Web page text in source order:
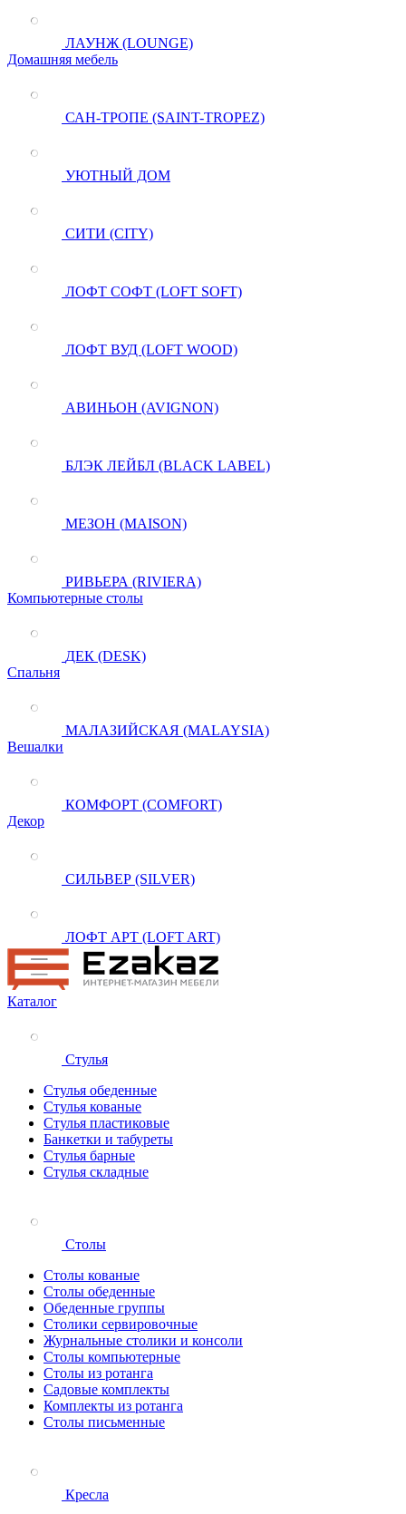
ЛАУНЖ (LOUNGE)
Домашняя мебель
САН-ТРОПЕ (SAINT-TROPEZ)
УЮТНЫЙ ДОМ
СИТИ (CITY)
ЛОФТ СОФТ (LOFT SOFT)
ЛОФТ ВУД (LOFT WOOD)
АВИНЬОН (AVIGNON)
БЛЭК ЛЕЙБЛ (BLACK LABEL)
МЕЗОН (MAISON)
РИВЬЕРА (RIVIERA)
Компьютерные столы
ДЕК (DESK)
Спальня
МАЛАЗИЙСКАЯ (MALAYSIA)
Вешалки
КОМФОРТ (COMFORT)
Декор
СИЛЬВЕР (SILVER)
ЛОФТ АРТ (LOFT ART)
Каталог
Стулья
Стулья обеденные
Стулья кованые
Стулья пластиковые
Банкетки и табуреты
Стулья барные
Стулья складные
Столы
Столы кованые
Столы обеденные
Обеденные группы
Столики сервировочные
Журнальные столики и консоли
Столы компьютерные
Столы из ротанга
Садовые комплекты
Комплекты из ротанга
Столы письменные
Кресла